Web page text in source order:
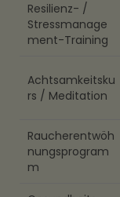
Resilienz- /
Stressmanage
ment-Training
Achtsamkeitsku
rs / Meditation
Raucherentwöh
nungsprogram
m